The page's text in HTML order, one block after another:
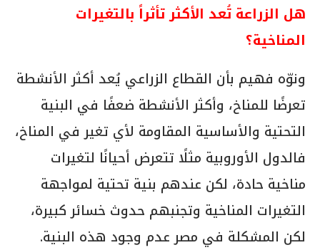
هل الزراعة تُعد الأكثر تأثراً بالتغيرات
المناخية؟
ونوّه فهيم بأن القطاع الزراعي يُعد أكثر الأنشطة
تعرضًا للمناخ، وأكثر الأنشطة ضعفًا في البنية
التحتية والأساسية المقاومة لأي تغير في المناخ،
فالدول الأوروبية مثلًا تتعرض أحيانًا لتغيرات
مناخية حادة، لكن عندهم بنية تحتية لمواجهة
التغيرات المناخية وتجنبهم حدوث خسائر كبيرة،
لكن المشكلة في مصر عدم وجود هذه البنية.